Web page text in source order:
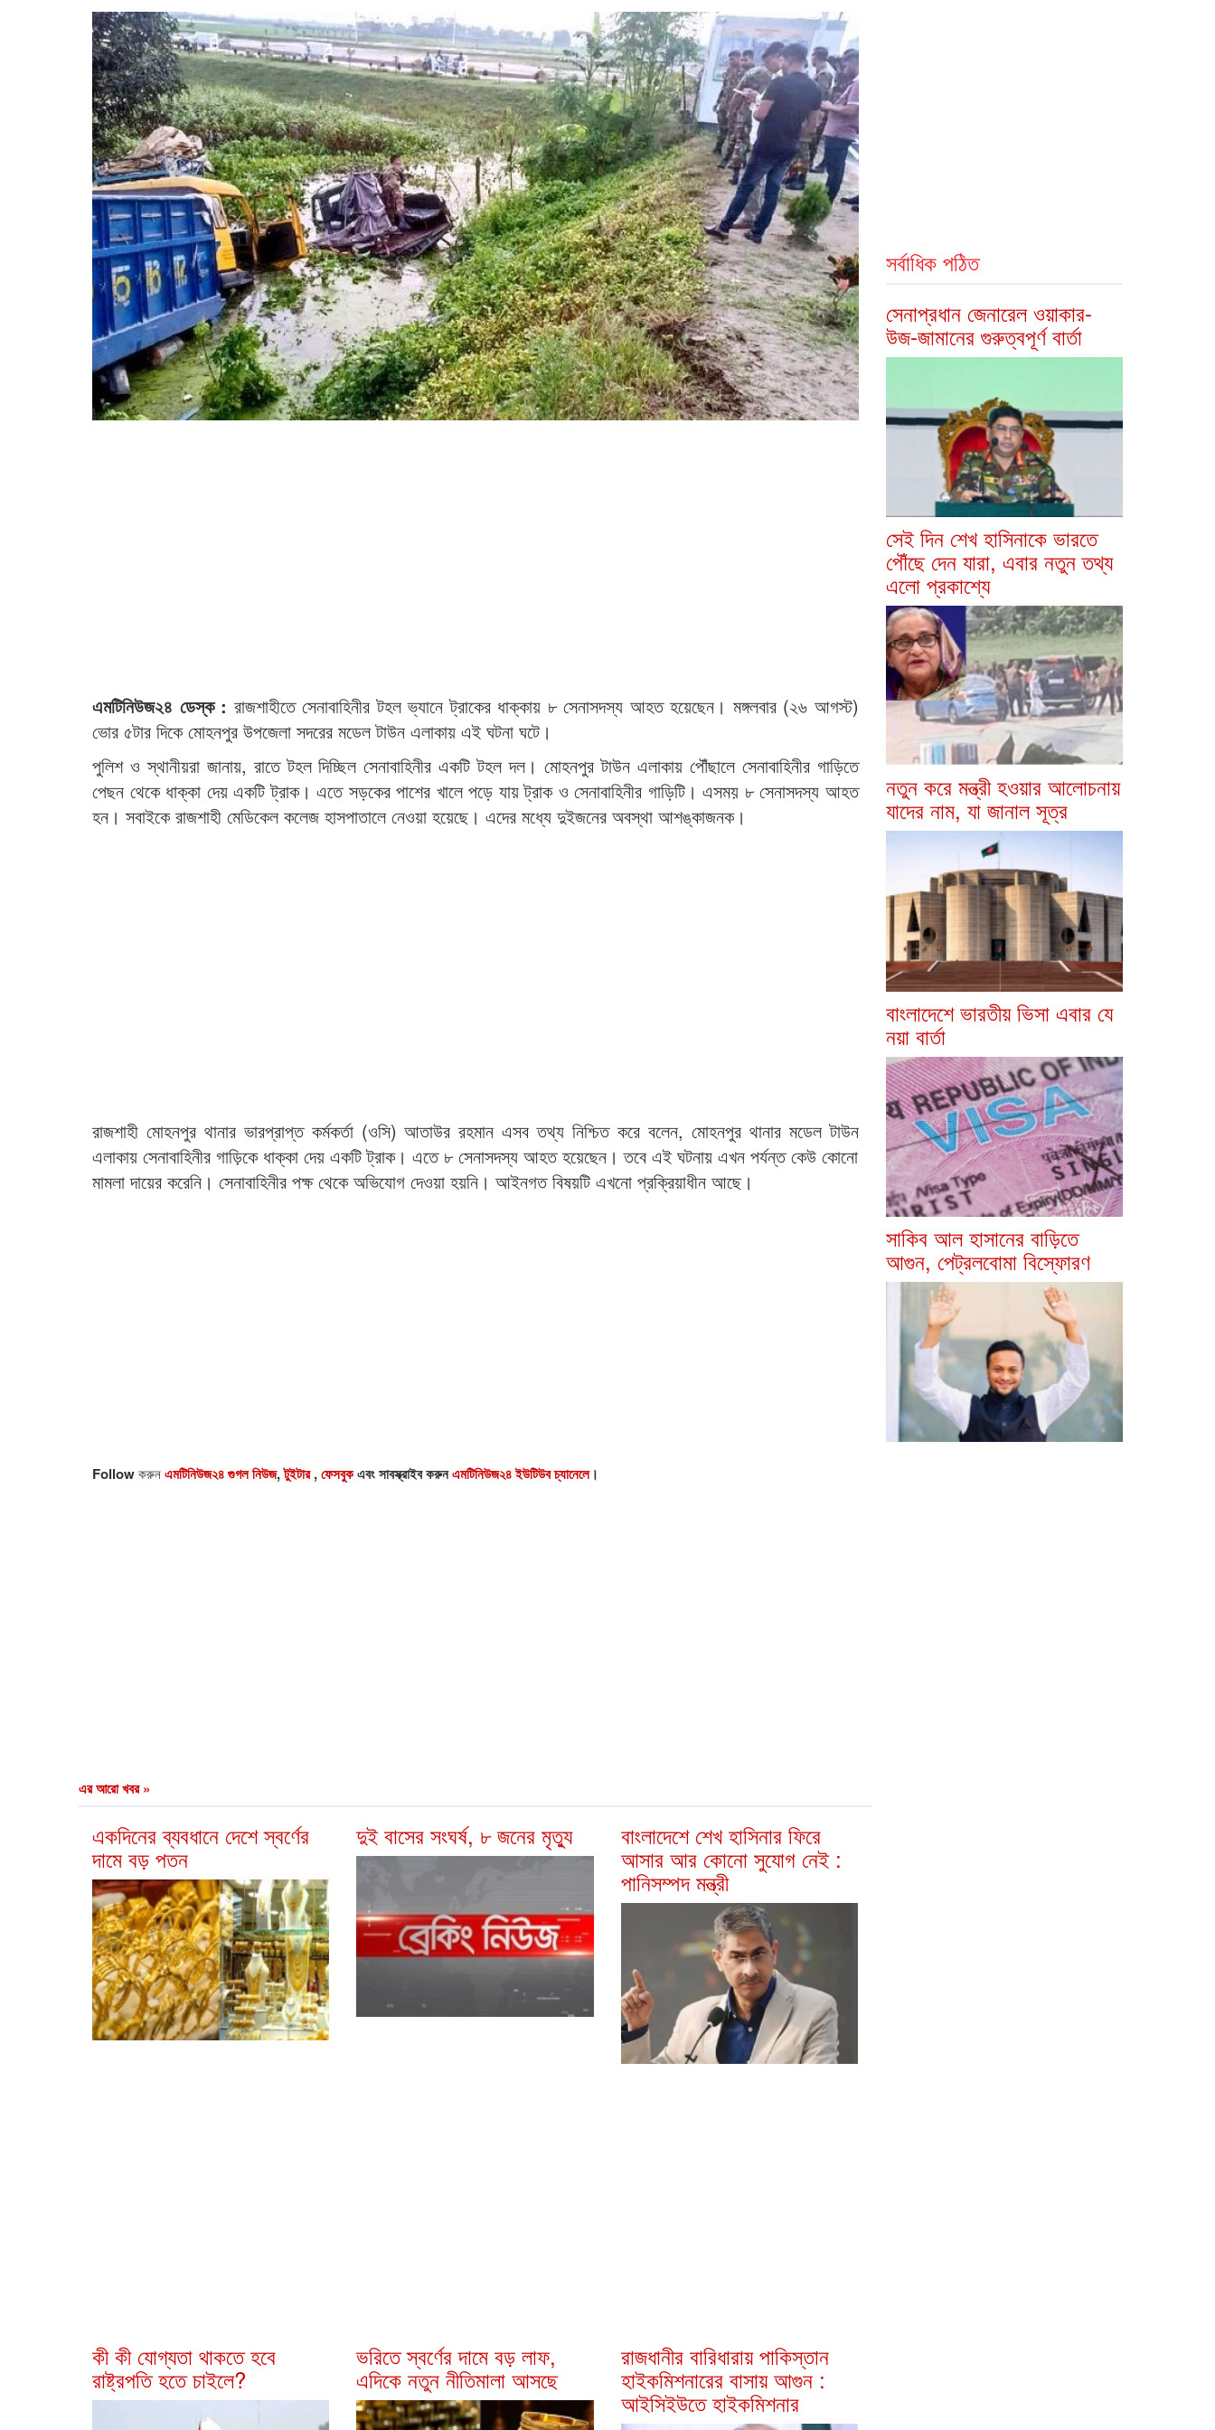
এমটিনিউজ২৪ ডেস্ক : রাজশাহীতে সেনাবাহিনীর টহল ভ্যানে ট্রাকের ধাক্কায় ৮ সেনাসদস্য আহত হয়েছেন। মঙ্গলবার (২৬ আগস্ট)
ভোর ৫টার দিকে মোহনপুর উপজেলা সদরের মডেল টাউন এলাকায় এই ঘটনা ঘটে।
পুলিশ ও স্থানীয়রা জানায়, রাতে টহল দিচ্ছিল সেনাবাহিনীর একটি টহল দল। মোহনপুর টাউন এলাকায় পৌঁছালে সেনাবাহিনীর গাড়িতে
পেছন থেকে ধাক্কা দেয় একটি ট্রাক। এতে সড়কের পাশের খালে পড়ে যায় ট্রাক ও সেনাবাহিনীর গাড়িটি। এসময় ৮ সেনাসদস্য আহত
হন। সবাইকে রাজশাহী মেডিকেল কলেজ হাসপাতালে নেওয়া হয়েছে। এদের মধ্যে দুইজনের অবস্থা আশঙ্কাজনক।
রাজশাহী মোহনপুর থানার ভারপ্রাপ্ত কর্মকর্তা (ওসি) আতাউর রহমান এসব তথ্য নিশ্চিত করে বলেন, মোহনপুর থানার মডেল টাউন
এলাকায় সেনাবাহিনীর গাড়িকে ধাক্কা দেয় একটি ট্রাক। এতে ৮ সেনাসদস্য আহত হয়েছেন। তবে এই ঘটনায় এখন পর্যন্ত কেউ কোনো
মামলা দায়ের করেনি। সেনাবাহিনীর পক্ষ থেকে অভিযোগ দেওয়া হয়নি। আইনগত বিষয়টি এখনো প্রক্রিয়াধীন আছে।
Followকরুনএমটিনিউজ২৪ গুগল নিউজ,টুইটার,ফেসবুকএবং সাবস্ক্রাইব করুনএমটিনিউজ২৪ ইউটিউব চ্যানেলে।
এর আরো খবর »
একদিনের ব্যবধানে দেশে স্বর্ণের
দামে বড় পতন
দুই বাসের সংঘর্ষ, ৮ জনের মৃত্যু বাংলাদেশে শেখ হাসিনার ফিরে
আসার আর কোনো সুযোগ নেই :
পানিসম্পদ মন্ত্রী
কী কী যোগ্যতা থাকতে হবে
রাষ্ট্রপতি হতে চাইলে?
ভরিতে স্বর্ণের দামে বড় লাফ,
এদিকে নতুন নীতিমালা আসছে
রাজধানীর বারিধারায় পাকিস্তান
হাইকমিশনারের বাসায় আগুন :
আইসিইউতে হাইকমিশনার
সর্বাধিক পঠিত
সেনাপ্রধান জেনারেল ওয়াকার-
উজ-জামানের গুরুত্বপূর্ণ বার্তা
সেই দিন শেখ হাসিনাকে ভারতে
পৌঁছে দেন যারা, এবার নতুন তথ্য
এলো প্রকাশ্যে
নতুন করে মন্ত্রী হওয়ার আলোচনায়
যাদের নাম, যা জানাল সূত্র
বাংলাদেশে ভারতীয় ভিসা এবার যে
নয়া বার্তা
সাকিব আল হাসানের বাড়িতে
আগুন, পেট্রলবোমা বিস্ফোরণ